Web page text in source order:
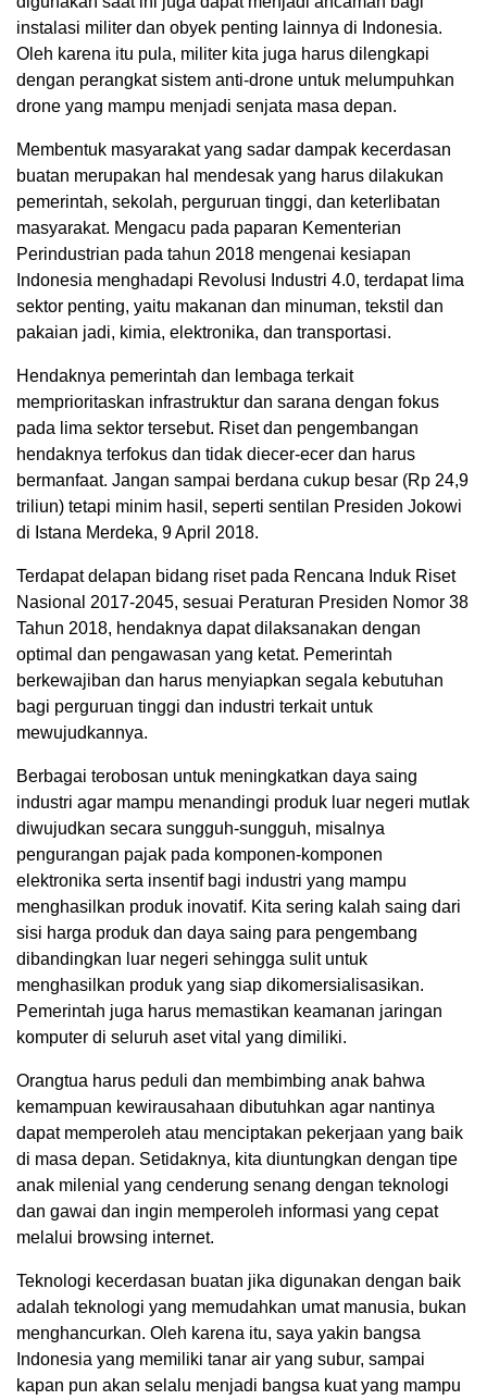
instalasi militer dan obyek penting lainnya di Indonesia.
Oleh karena itu pula, militer kita juga harus dilengkapi
dengan perangkat sistem anti-drone untuk melumpuhkan
drone yang mampu menjadi senjata masa depan.
Membentuk masyarakat yang sadar dampak kecerdasan
buatan merupakan hal mendesak yang harus dilakukan
pemerintah, sekolah, perguruan tinggi, dan keterlibatan
masyarakat. Mengacu pada paparan Kementerian
Perindustrian pada tahun 2018 mengenai kesiapan
Indonesia menghadapi Revolusi Industri 4.0, terdapat lima
sektor penting, yaitu makanan dan minuman, tekstil dan
pakaian jadi, kimia, elektronika, dan transportasi.
Hendaknya pemerintah dan lembaga terkait
memprioritaskan infrastruktur dan sarana dengan fokus
pada lima sektor tersebut. Riset dan pengembangan
hendaknya terfokus dan tidak diecer-ecer dan harus
bermanfaat. Jangan sampai berdana cukup besar (Rp 24,9
triliun) tetapi minim hasil, seperti sentilan Presiden Jokowi
di Istana Merdeka, 9 April 2018.
Terdapat delapan bidang riset pada Rencana Induk Riset
Nasional 2017-2045, sesuai Peraturan Presiden Nomor 38
Tahun 2018, hendaknya dapat dilaksanakan dengan
optimal dan pengawasan yang ketat. Pemerintah
berkewajiban dan harus menyiapkan segala kebutuhan
bagi perguruan tinggi dan industri terkait untuk
mewujudkannya.
Berbagai terobosan untuk meningkatkan daya saing
industri agar mampu menandingi produk luar negeri mutlak
diwujudkan secara sungguh-sungguh, misalnya
pengurangan pajak pada komponen-komponen
elektronika serta insentif bagi industri yang mampu
menghasilkan produk inovatif. Kita sering kalah saing dari
sisi harga produk dan daya saing para pengembang
dibandingkan luar negeri sehingga sulit untuk
menghasilkan produk yang siap dikomersialisasikan.
Pemerintah juga harus memastikan keamanan jaringan
komputer di seluruh aset vital yang dimiliki.
Orangtua harus peduli dan membimbing anak bahwa
kemampuan kewirausahaan dibutuhkan agar nantinya
dapat memperoleh atau menciptakan pekerjaan yang baik
di masa depan. Setidaknya, kita diuntungkan dengan tipe
anak milenial yang cenderung senang dengan teknologi
dan gawai dan ingin memperoleh informasi yang cepat
melalui browsing internet.
Teknologi kecerdasan buatan jika digunakan dengan baik
adalah teknologi yang memudahkan umat manusia, bukan
menghancurkan. Oleh karena itu, saya yakin bangsa
Indonesia yang memiliki tanar air yang subur, sampai
kapan pun akan selalu menjadi bangsa kuat yang mampu